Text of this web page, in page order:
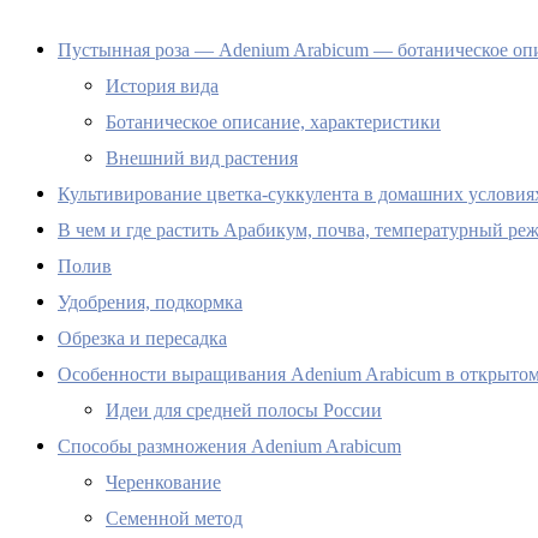
Пустынная роза — Adenium Arabicum — ботаническое
История вида
Ботаническое описание, характеристики
Внешний вид растения
Культивирование цветка-суккулента в домашних
В чем и где растить Арабикум, почва, температурный
Полив
Удобрения, подкормка
Обрезка и пересадка
Особенности выращивания Adenium Arabicum в
Идеи для средней полосы России
Способы размножения Adenium Arabicum
Черенкование
Семенной метод